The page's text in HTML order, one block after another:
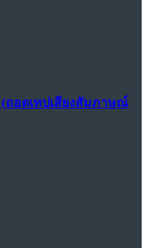
ถอดเทปเสียงสัมภาษณ์